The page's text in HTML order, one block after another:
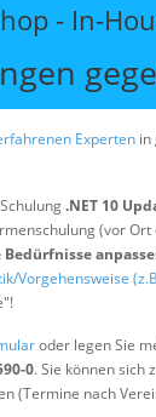
- In-
Experten in
.NET 10
(vor
Vorgehensweise
oder legen Sie
0. Sie können sich
(Termine nach